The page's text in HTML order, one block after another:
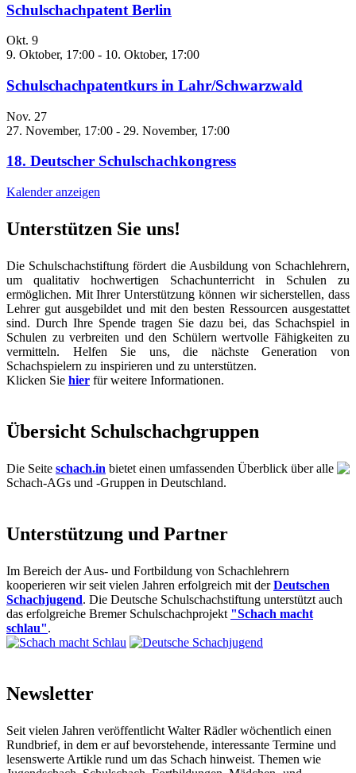
Schulschachpatent Berlin
Okt. 9
9. Oktober, 17:00 - 10. Oktober, 17:00
Schulschachpatentkurs in Lahr/Schwarzwald
Nov. 27
27. November, 17:00 - 29. November, 17:00
18. Deutscher Schulschachkongress
Kalender anzeigen
Unterstützen Sie uns!
Die Schulschachstiftung fördert die Ausbildung von Schachlehrern,
um qualitativ hochwertigen Schachunterricht in Schulen zu
ermöglichen. Mit Ihrer Unterstützung können wir sicherstellen, dass
Lehrer gut ausgebildet und mit den besten Ressourcen ausgestattet
sind. Durch Ihre Spende tragen Sie dazu bei, das Schachspiel in
Schulen zu verbreiten und den Schülern wertvolle Fähigkeiten zu
vermitteln. Helfen Sie uns, die nächste Generation von
Schachspielern zu inspirieren und zu unterstützen.
Klicken Sie hier für weitere Informationen.
Übersicht Schulschachgruppen
Die Seite schach.in bietet einen umfassenden Überblick über alle
Schach-AGs und -Gruppen in Deutschland.
Unterstützung und Partner
Im Bereich der Aus- und Fortbildung von Schachlehrern
kooperieren wir seit vielen Jahren erfolgreich mit derDeutschen
Schachjugend. Die Deutsche Schulschachstiftung unterstützt auch
das erfolgreiche Bremer Schulschachprojekt "Schach macht
schlau".
Newsletter
Seit vielen Jahren veröffentlicht Walter Rädler wöchentlich einen
Rundbrief, in dem er auf bevorstehende, interessante Termine und
lesenswerte Artikle rund um das Schach hinweist. Themen wie